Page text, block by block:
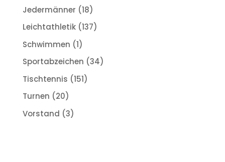
Jedermänner (18)
Leichtathletik(137)
Schwimmen (1)
Sportabzeichen (34)
Tischtennis (151)
Turnen (20)
Vorstand (3)